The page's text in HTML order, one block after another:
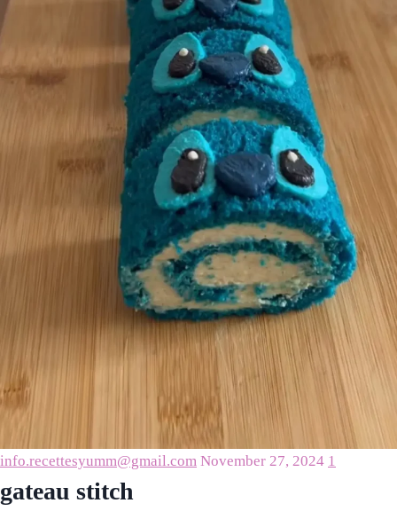
info.recettesyumm@gmail.com November 27, 2024 1
gateau stitch​